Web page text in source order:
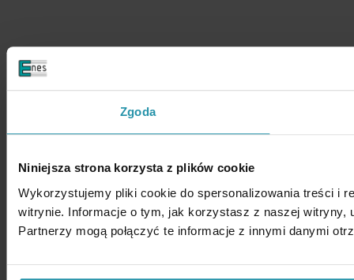
Zgoda
Niniejsza strona korzysta z plików cookie
Wykorzystujemy pliki cookie do spersonalizowania treści i
witrynie. Informacje o tym, jak korzystasz z naszej witryny,
Partnerzy mogą połączyć te informacje z innymi danymi